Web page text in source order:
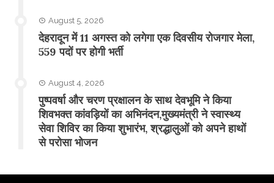
August 5, 2026
​देहरादून में 11 अगस्त को लगेगा एक दिवसीय रोजगार मेला,
559 पदों पर होगी भर्ती
August 4, 2026
पुष्पवर्षा और चरण प्रक्षालन के साथ देवभूमि ने किया
शिवभक्त कांवड़ियों का अभिनंदन,मुख्यमंत्री ने स्वास्थ्य
सेवा शिविर का किया शुभारंभ, श्रद्धालुओं को अपने हाथों
से परोसा भोजन